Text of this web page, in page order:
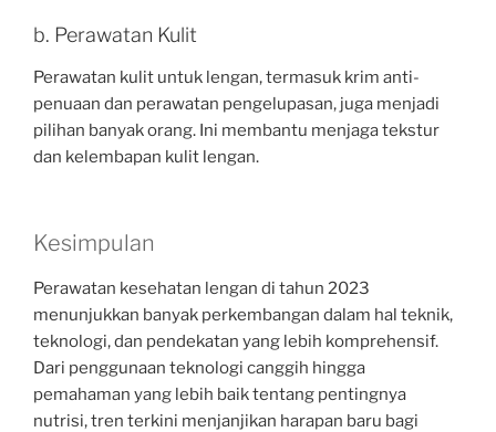
b. Perawatan Kulit
Perawatan kulit untuk lengan, termasuk krim anti-
penuaan dan perawatan pengelupasan, juga menjadi
pilihan banyak orang. Ini membantu menjaga tekstur
dan kelembapan kulit lengan.
Kesimpulan
Perawatan kesehatan lengan di tahun 2023
menunjukkan banyak perkembangan dalam hal teknik,
teknologi, dan pendekatan yang lebih komprehensif.
Dari penggunaan teknologi canggih hingga
pemahaman yang lebih baik tentang pentingnya
nutrisi, tren terkini menjanjikan harapan baru bagi